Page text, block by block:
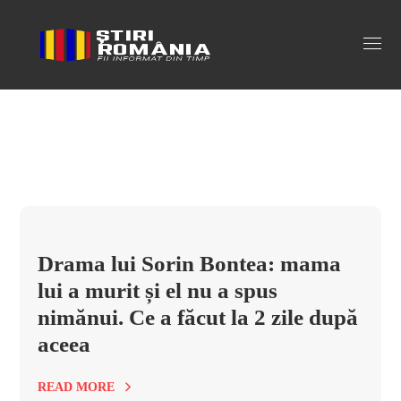
bontea Tag
Drama lui Sorin Bontea: mama
lui a murit și el nu a spus
nimănui. Ce a făcut la 2 zile după
aceea
READ MORE